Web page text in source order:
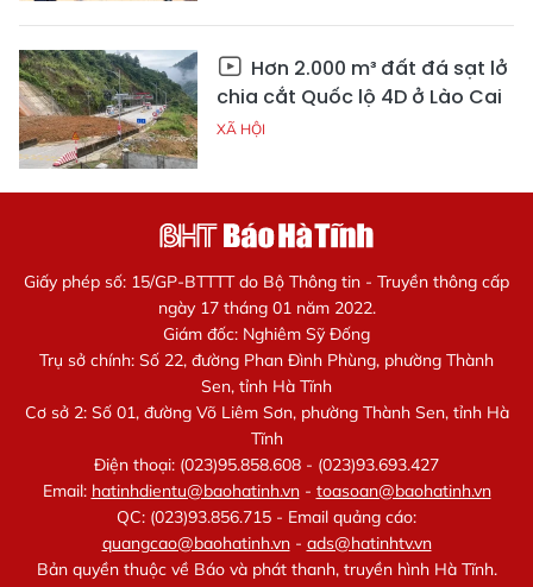
Hơn 2.000 m³ đất đá sạt lở
chia cắt Quốc lộ 4D ở Lào Cai
XÃ HỘI
Giấy phép số: 15/GP-BTTTT do Bộ Thông tin - Truyền thông cấp
ngày 17 tháng 01 năm 2022.
Giám đốc: Nghiêm Sỹ Đống
Trụ sở chính: Số 22, đường Phan Đình Phùng, phường Thành
Sen, tỉnh Hà Tĩnh
Cơ sở 2: Số 01, đường Võ Liêm Sơn, phường Thành Sen, tỉnh Hà
Tĩnh
Điện thoại: (023)95.858.608 - (023)93.693.427
Email: hatinhdientu@baohatinh.vn- toasoan@baohatinh.vn
QC: (023)93.856.715 - Email quảng cáo:
quangcao@baohatinh.vn- ads@hatinhtv.vn
Bản quyền thuộc về Báo và phát thanh, truyền hình Hà Tĩnh.